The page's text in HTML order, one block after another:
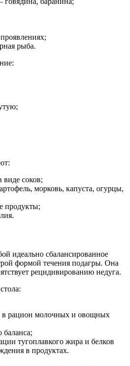
рыба.
соков;
морковь, капуста, огурцы,
продукты;
идеально сбалансированное
формой течения подагры. Она
рецидивированию недуга.
в рацион молочных и овощных
баланса;
тугоплавкого жира и белков
в продуктах.